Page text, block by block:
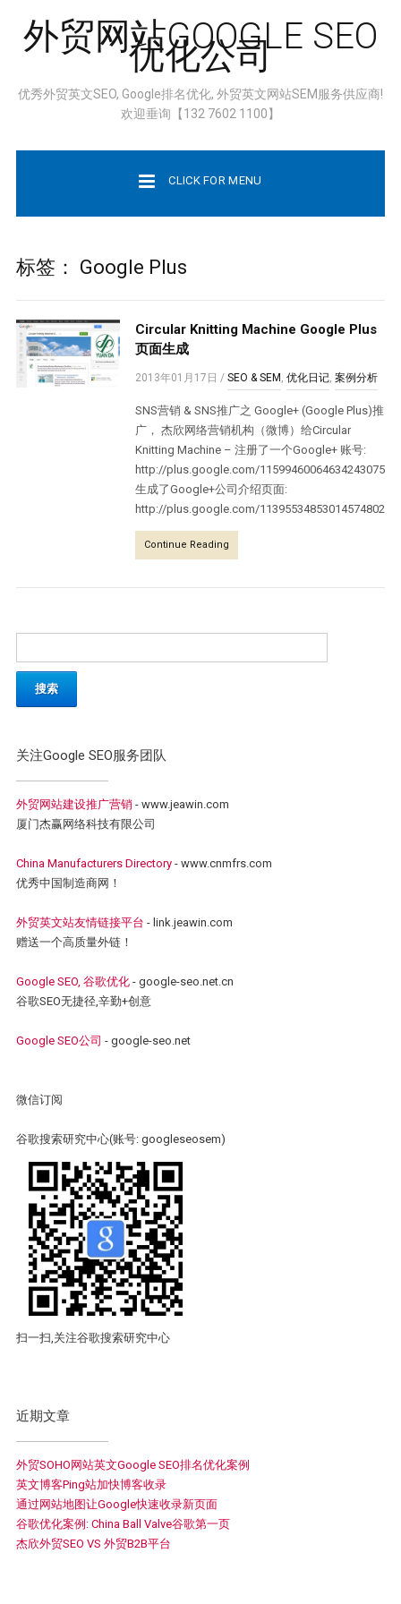
外贸网站GOOGLE SEO
优化公司
优秀外贸英文SEO, Google排名优化, 外贸英文网站SEM服务供应商!
欢迎垂询【132 7602 1100】
CLICK FOR MENU
标签： Google Plus
Circular Knitting Machine Google Plus
页面生成
2013年01月17日 /SEO & SEM ,优化日记,案例分析
SNS营销 & SNS推广之 Google+ (Google Plus)推
广， 杰欣网络营销机构（微博）给Circular
Knitting Machine – 注册了一个Google+ 账号:
http://plus.google.com/115994600646342430756
生成了Google+公司介绍页面:
http://plus.google.com/113955348530145748029
Continue Reading
关注Google SEO服务团队
外贸网站建设推广营销 - www.jeawin.com
厦门杰赢网络科技有限公司
China Manufacturers Directory- www.cnmfrs.com
优秀中国制造商网！
外贸英文站友情链接平台 - link.jeawin.com
赠送一个高质量外链！
Google SEO, 谷歌优化- google-seo.net.cn
谷歌SEO无捷径,辛勤+创意
Google SEO公司 - google-seo.net
微信订阅
谷歌搜索研究中心(账号: googleseosem)
扫一扫,关注谷歌搜索研究中心
近期文章
外贸SOHO网站英文Google SEO排名优化案例
英文博客Ping站加快博客收录
通过网站地图让Google快速收录新页面
谷歌优化案例: China Ball Valve谷歌第一页
杰欣外贸SEO VS 外贸B2B平台